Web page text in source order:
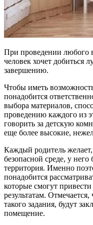
При проведении любого
человек хочет добиться
завершению.
Чтобы иметь
понадобится
выбора материалов,
проведению каждого из
говорить за детскую
еще более высокие,
Каждый родитель
безопасной среде, у
территория. Именно
понадобится
которые смогут
результатам.
такого задания, будут
помещение.